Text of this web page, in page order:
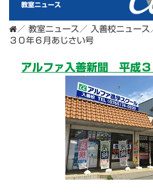
教室ニュース
／ 教室ニュース ／ 入善校ニュース
３０年６月あじさい号
アルファ入善新聞 平成３